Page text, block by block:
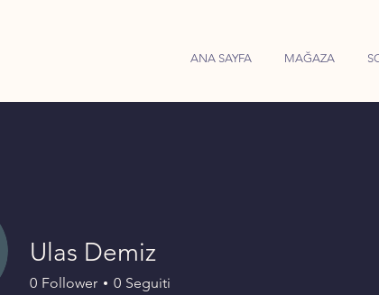
ANA SAYFA MAĞAZA
Ulas Demiz
0 Follower 0 Seguiti